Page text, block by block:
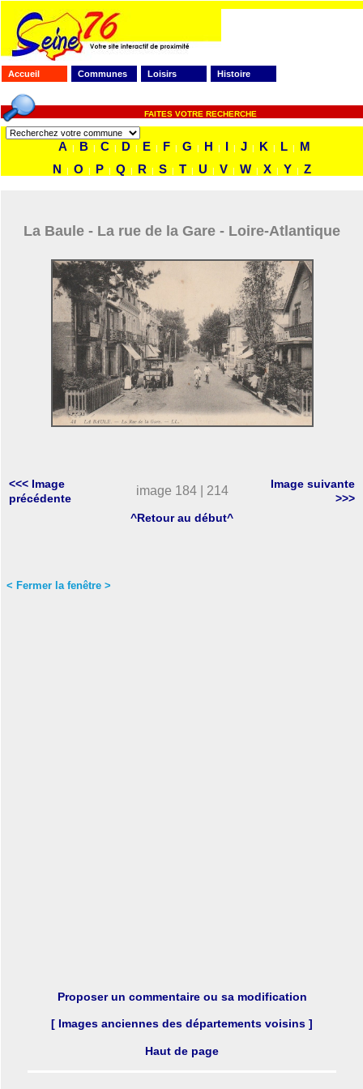
Accueil Communes Loisirs Histoire
FAITES VOTRE RECHERCHE
A | B | C | D | E | F | G | H | I | J | K | L |
M
N
| O | P | Q | R | S | T | U | V | W | X | Y | Z
La Baule - La rue de la Gare - Loire-Atlantique
<<< Image
précédente
image 184 | 214
Image suivante
>>>
^Retour au début^
< Fermer la fenêtre >
Proposer un commentaire ou sa modification
[ Images anciennes des départements voisins ]
Haut de page